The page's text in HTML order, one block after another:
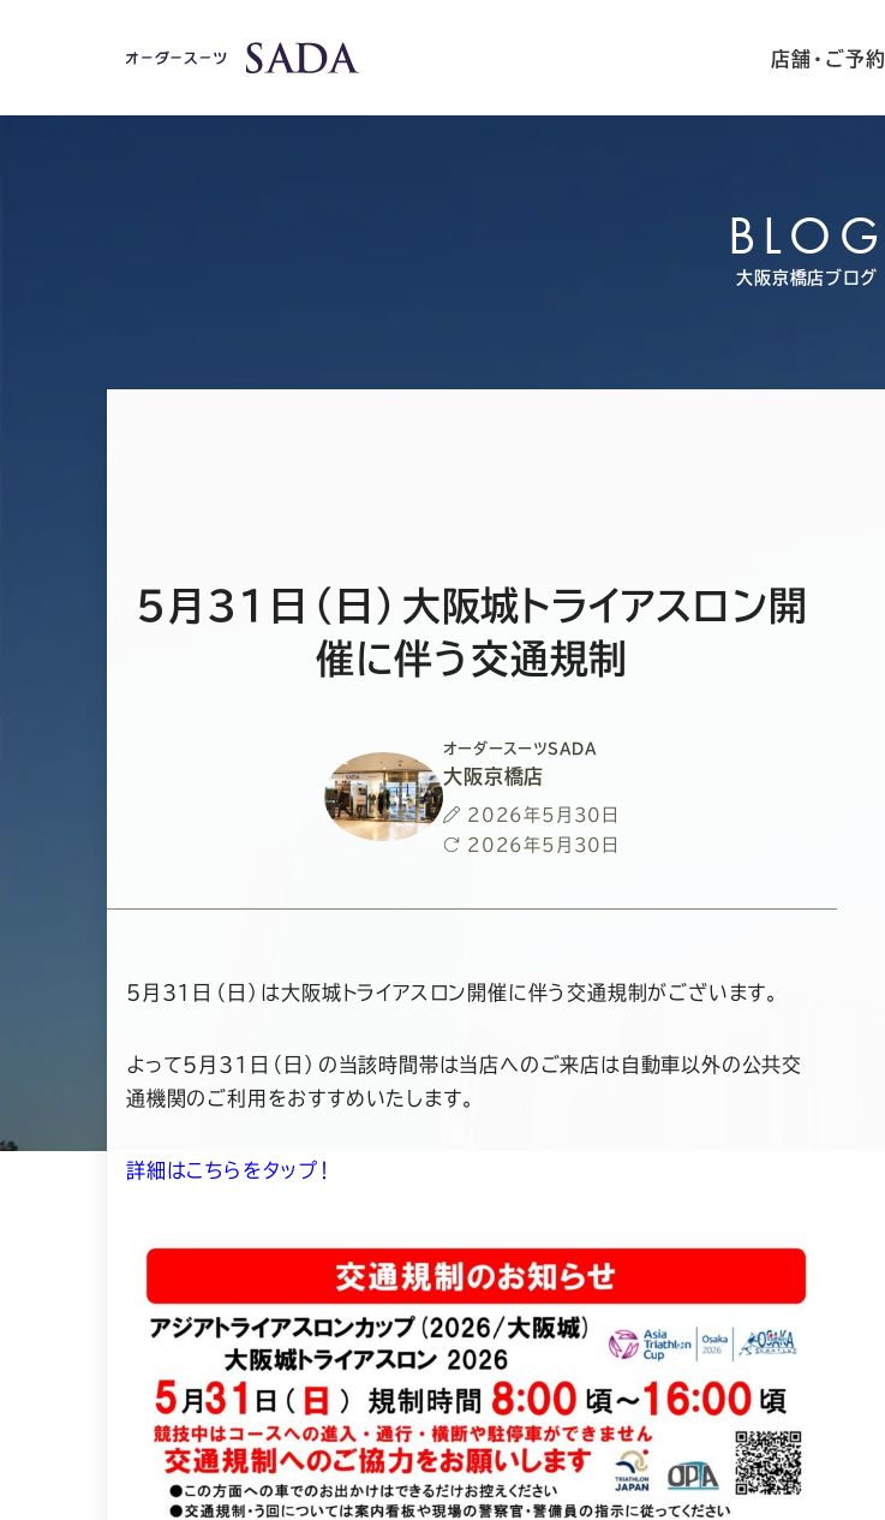
店舗・ご予約
BLOG
大阪京橋店ブログ
5月31日（日）大阪城トライアスロン開
催に伴う交通規制
オーダースーツSADA
大阪京橋店
投
稿
2026年5月30日
最
更
2026年5月30日
5月31日（日）は大阪城トライアスロン開催に伴う交通規制がございます。
よって5月31日（日）の当該時間帯は当店へのご来店は自動車以外の公共交
通機関のご利用をおすすめいたします。
詳細はこちらをタップ！